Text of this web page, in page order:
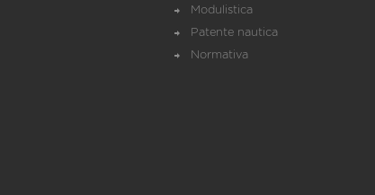
Modulistica
Patente nautica
Normativa